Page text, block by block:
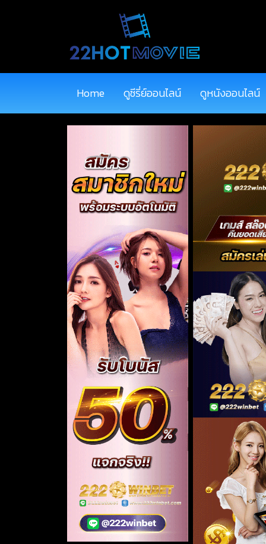
Home ดูซีรี่ย์ออนไลน์ ดูหนังออนไลน์